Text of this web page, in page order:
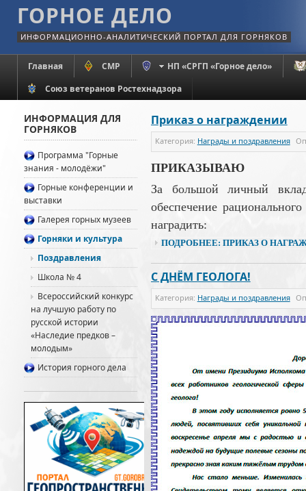
ГОРНОЕ ДЕЛО
ИНФОРМАЦИОННО-АНАЛИТИЧЕСКИЙ ПОРТАЛ ДЛЯ ГОРНЯКОВ
Главная СМР
НП «СРГП «Горное дело»
Союз ветеранов Ростехнадзора
Приказ о награждении
Категория: Награды и поздравления
ПРИКАЗЫВАЮ
За большой личный
обеспечение
наградить:
ПОДРОБНЕЕ: ПРИКАЗ О
С ДНЁМ ГЕОЛОГА!
Категория: Награды и поздравления
ИНФОРМАЦИЯ ДЛЯ
ГОРНЯКОВ
Программа "Горные
знания - молодёжи"
Горные конференции и
выставки
Галерея горных музеев
Горняки и культура
Поздравления
Школа № 4
Всероссийский конкурс
на лучшую работу по
русской истории
«Наследие предков –
молодым»
История горного дела